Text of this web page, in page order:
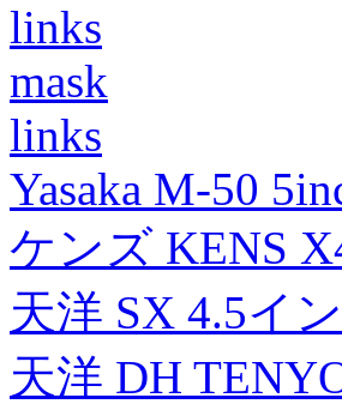
links
mask
links
Yasaka M-50
ケンズ KENS
天洋 SX 4.5イ
天洋 DH